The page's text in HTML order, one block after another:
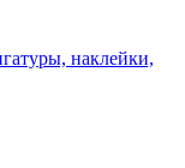
наклейки,